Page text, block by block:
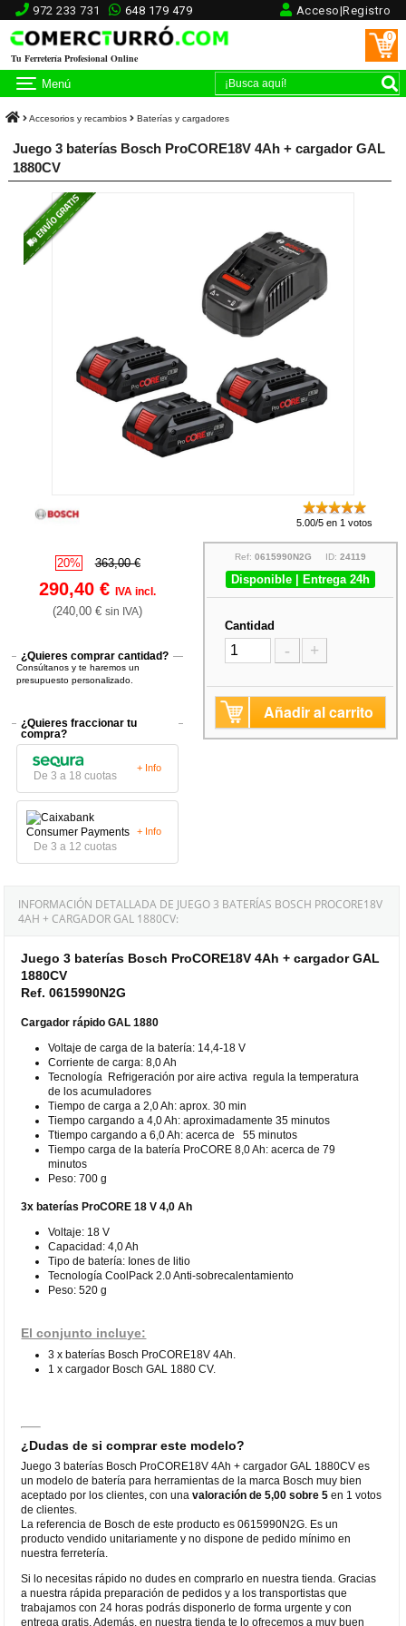
972 233 731 648 179 479 Acceso|Registro
Tu Ferretería Profesional Online
0
Menú
Accesorios y recambios Baterías y cargadores
Juego 3 baterías Bosch ProCORE18V 4Ah + cargador GAL
1880CV
5.00/5 en 1 votos
20% 363,00 €
290,40 €IVA incl.
(240,00 €sin IVA)
¿Quieres comprar cantidad?
Consúltanos y te haremos un
presupuesto personalizado.
¿Quieres fraccionar tu
compra?
De 3 a 18 cuotas
+ Info
De 3 a 12 cuotas
+ Info
Ref: 0615990N2G ID: 24119
Disponible | Entrega 24h
Cantidad
- +
Añadir al carrito
INFORMACIÓN DETALLADA DE JUEGO 3 BATERÍAS BOSCH PROCORE18V
4AH + CARGADOR GAL 1880CV:
Juego 3 baterías Bosch ProCORE18V 4Ah + cargador GAL
1880CV
Ref. 0615990N2G
Cargador rápido GAL 1880
Voltaje de carga de la batería: 14,4-18 V
Corriente de carga: 8,0 Ah
Tecnología Refrigeración por aire activa regula la temperatura
de los acumuladores
Tiempo de carga a 2,0 Ah: aprox. 30 min
Tiempo cargando a 4,0 Ah: aproximadamente 35 minutos
Ttiempo cargando a 6,0 Ah: acerca de 55 minutos
Tiempo carga de la batería ProCORE 8,0 Ah: acerca de 79
minutos
Peso: 700 g
3x baterías ProCORE 18 V 4,0 Ah
Voltaje: 18 V
Capacidad: 4,0 Ah
Tipo de batería: Iones de litio
Tecnología CoolPack 2.0 Anti-sobrecalentamiento
Peso: 520 g
El conjunto incluye:
3 x baterías Bosch ProCORE18V 4Ah.
1 x cargador Bosch GAL 1880 CV.
¿Dudas de si comprar este modelo?
Juego 3 baterías Bosch ProCORE18V 4Ah + cargador GAL 1880CV es
un modelo de batería para herramientas de la marca Bosch muy bien
aceptado por los clientes, con unavaloración de 5,00 sobre 5 en 1 votos
de clientes.
La referencia de Bosch de este producto es 0615990N2G. Es un
producto vendido unitariamente y no dispone de pedido mínimo en
nuestra ferretería.
Si lo necesitas rápido no dudes en comprarlo en nuestra tienda. Gracias
a nuestra rápida preparación de pedidos y a los transportistas que
trabajamos con 24 horas podrás disponerlo de forma urgente y con
entrega gratis. Además, en nuestra tienda te lo ofrecemos a muy buen